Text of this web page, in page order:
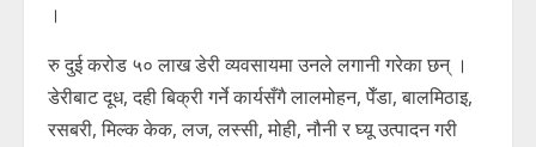
।
रु दुई करोड ५० लाख डेरी व्यवसायमा उनले लगानी गरेका छन् ।
डेरीबाट दूध, दही बिक्री गर्ने कार्यसँगै लालमोहन, पेँडा, बालमिठाइ,
रसबरी, मिल्क केक, लज, लस्सी, मोही, नौनी र घ्यू उत्पादन गरी